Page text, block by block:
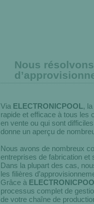
Nous
Via ELECTRONICPOOL,
rapide et efficace à tous les
en vente ou qui sont
donne un aperçu de
Nous avons de nombreux
entreprises de fabrication
Dans la plupart des cas,
les filières
Grâce à
processus complet de
de votre chaîne de